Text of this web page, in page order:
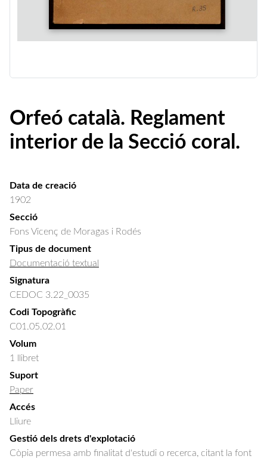
Orfeó català. Reglament
interior de la Secció coral.
Data de creació
1902
Secció
Fons Vicenç de Moragas i Rodés
Tipus de document
Documentació textual
Signatura
CEDOC 3.22_0035
Codi Topogràfic
C01.05.02.01
Volum
1 llibret
Suport
Paper
Accés
Lliure
Gestió dels drets d'explotació
Còpia permesa amb finalitat d'estudi o recerca, citant la font